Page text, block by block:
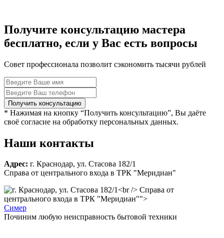
Получите консультацию мастера
бесплатно, если у Вас есть вопросы
Совет профессионала позволит сэкономить тысячи рублей
* Нажимая на кнопку “Получить консультацию”, Вы даёте
своё согласие на обработку персональных данных.
Наши контакты
Адрес: г. Краснодар, ул. Стасова 182/1
Справа от центрального входа в ТРК "Меридиан"
Справа от
центрального входа в ТРК "Меридиан"">
Симер
Починим любую неисправность бытовой техники